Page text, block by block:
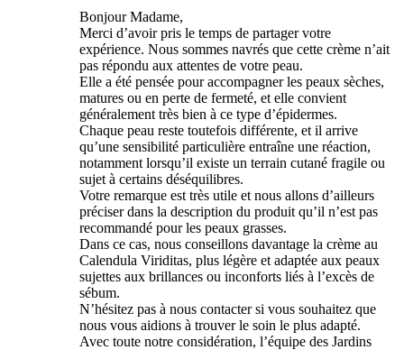
Bonjour Madame,
Merci d’avoir pris le temps de partager votre
expérience. Nous sommes navrés que cette crème n’ait
pas répondu aux attentes de votre peau.
Elle a été pensée pour accompagner les peaux sèches,
matures ou en perte de fermeté, et elle convient
généralement très bien à ce type d’épidermes.
Chaque peau reste toutefois différente, et il arrive
qu’une sensibilité particulière entraîne une réaction,
notamment lorsqu’il existe un terrain cutané fragile ou
sujet à certains déséquilibres.
Votre remarque est très utile et nous allons d’ailleurs
préciser dans la description du produit qu’il n’est pas
recommandé pour les peaux grasses.
Dans ce cas, nous conseillons davantage la crème au
Calendula Viriditas, plus légère et adaptée aux peaux
sujettes aux brillances ou inconforts liés à l’excès de
sébum.
N’hésitez pas à nous contacter si vous souhaitez que
nous vous aidions à trouver le soin le plus adapté.
Avec toute notre considération, l’équipe des Jardins